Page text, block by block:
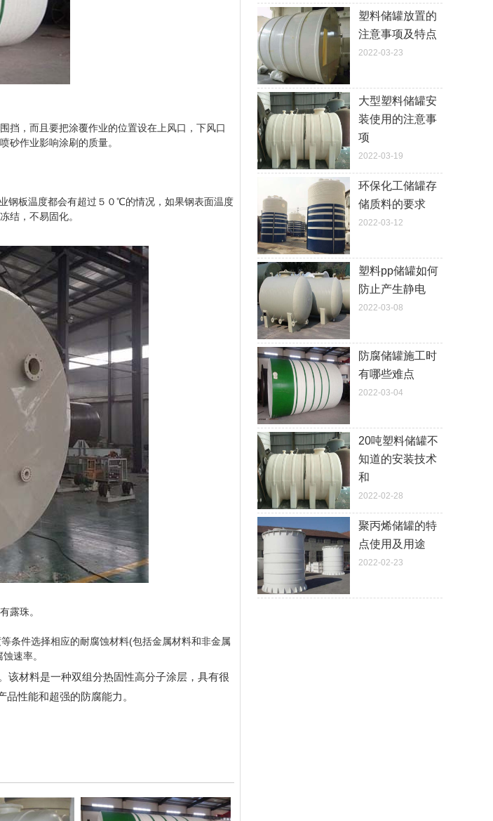
塑料储罐放置的
注意事项及特点
2022-03-23
大型塑料储罐安
装使用的注意事
项
2022-03-19
环保化工储罐存
储质料的要求
2022-03-12
塑料pp储罐如何
防止产生静电
2022-03-08
防腐储罐施工时
有哪些难点
2022-03-04
20吨塑料储罐不
知道的安装技术
和
2022-02-28
聚丙烯储罐的特
点使用及用途
2022-02-23
挡，而且要把涂覆作业的位置设在上风口，下风口
砂作业影响涂刷的质量。
钢板温度都会有超过５０℃的情况，如果钢表面温度
结，不易固化。
露珠。
条件选择相应的耐腐蚀材料(包括金属材料和非金属
速率。
该材料是一种双组分热固性高分子涂层，具有很
性能和超强的防腐能力。